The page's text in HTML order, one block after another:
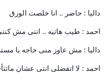
داليا : حاضر .. انا خلصت الورق
احمد : طيب هاتيه .. انتى مش
داليا : مش عاوز منى حاجه يا
احمد : لا اتفضلى انتى عشان